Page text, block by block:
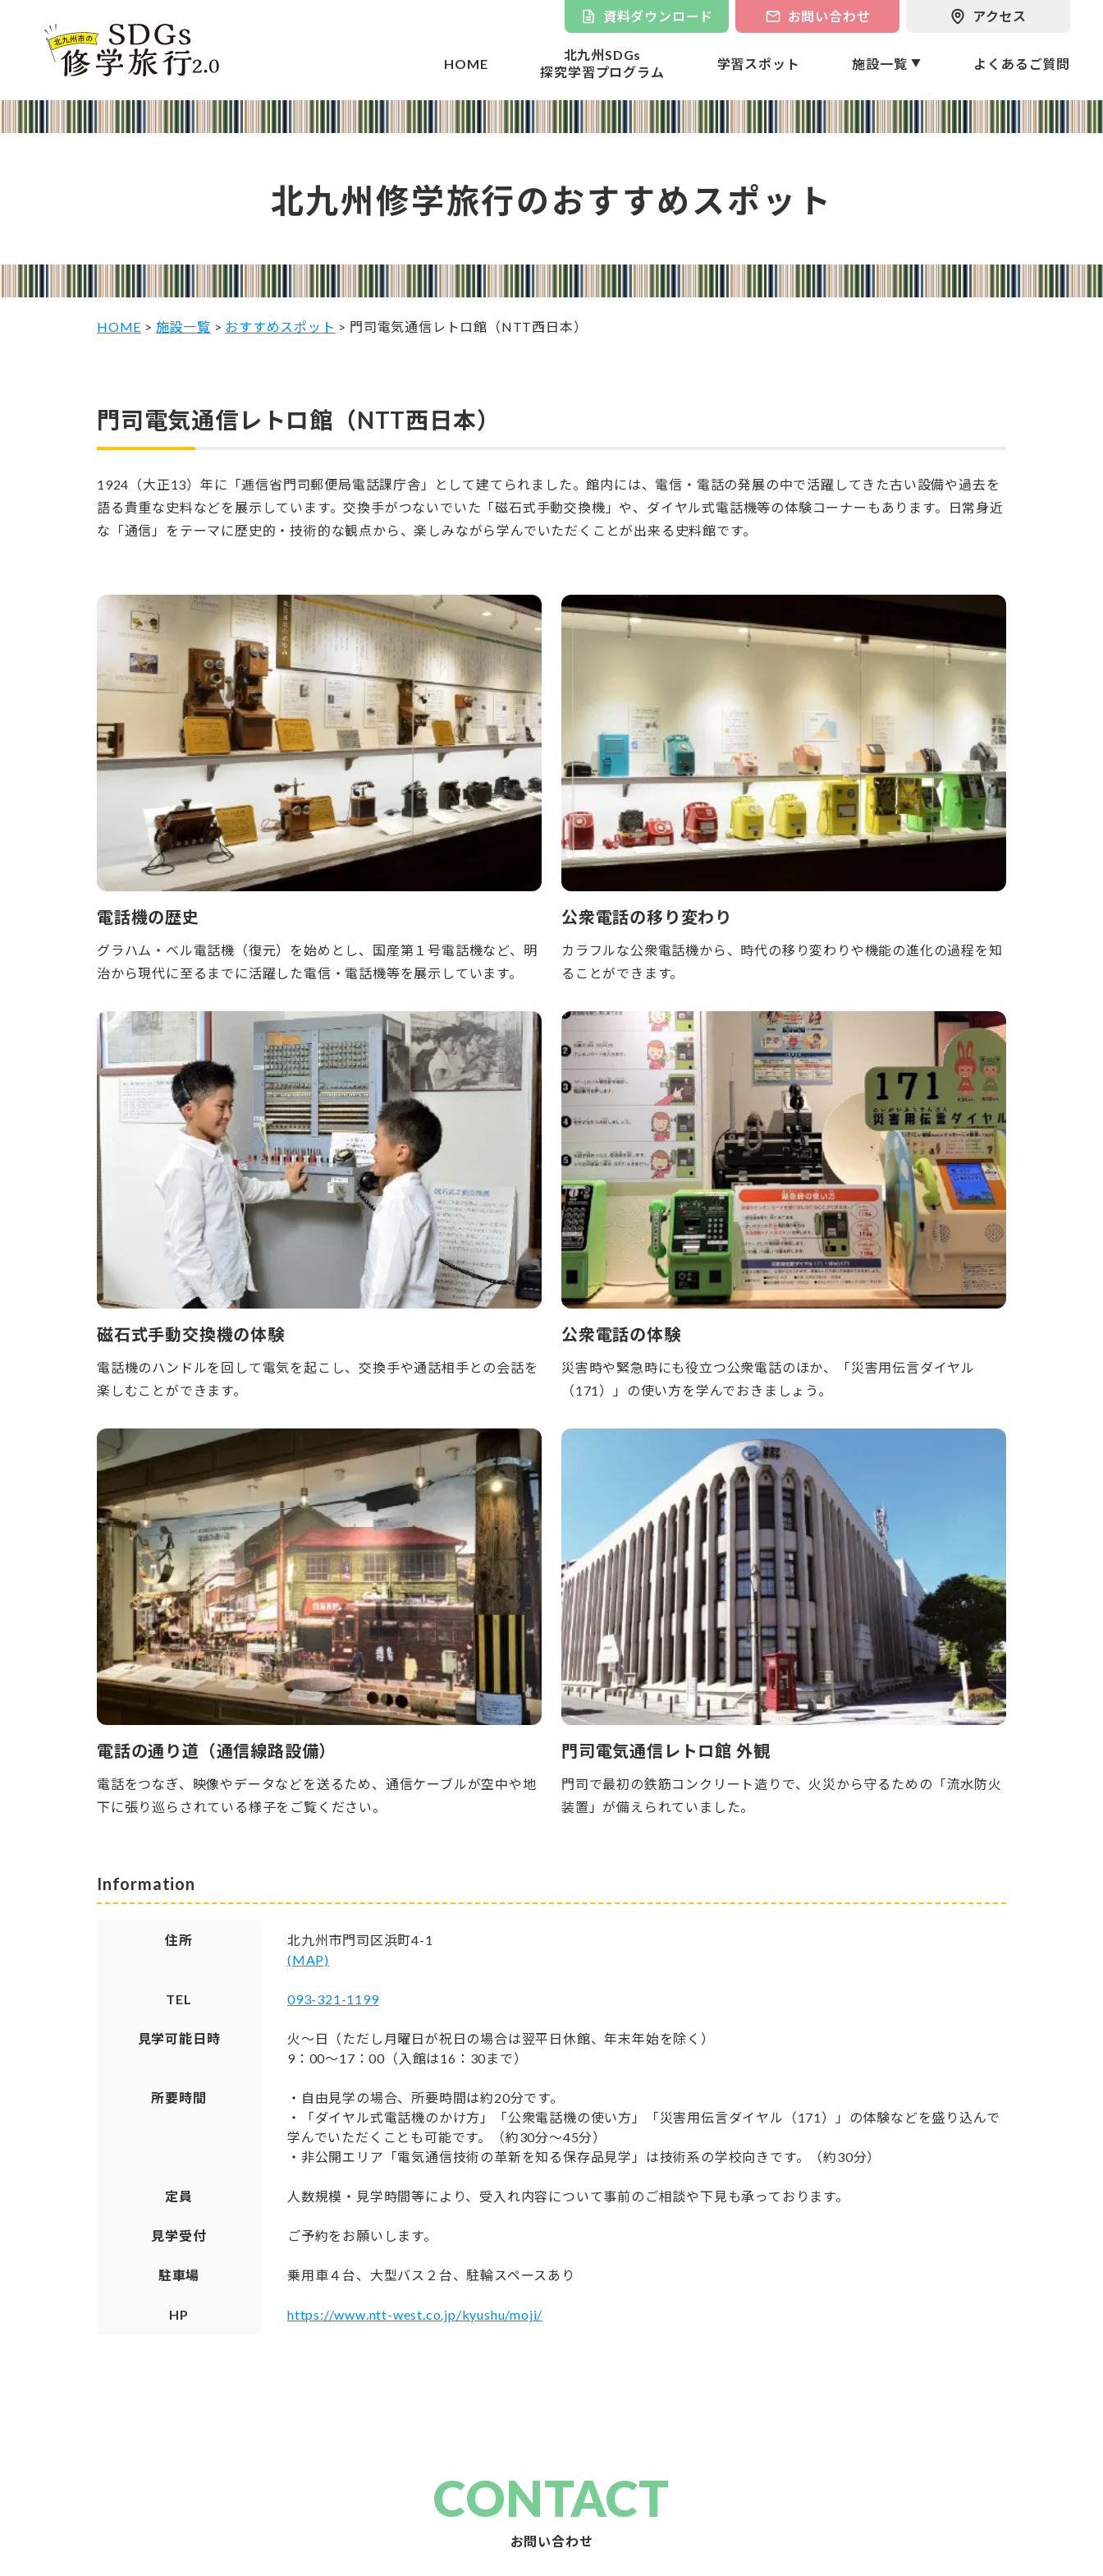
資料ダウンロード お問い合わせ アクセス
HOME
北九州SDGs
探究学習プログラム
学習スポット 施設一覧 ▼ よくあるご質問
北九州修学旅行のおすすめスポット
HOME > 施設一覧 > おすすめスポット > 門司電気通信レトロ館（NTT西日本）
門司電気通信レトロ館（NTT西日本）
1924（大正13）年に「逓信省門司郵便局電話課庁舎」として建てられました。館内には、電信・電話の発展の中で活躍してきた古い設備や過去を
語る貴重な史料などを展示しています。交換手がつないでいた「磁石式手動交換機」や、ダイヤル式電話機等の体験コーナーもあります。日常身近
な「通信」をテーマに歴史的・技術的な観点から、楽しみながら学んでいただくことが出来る史料館です。
電話機の歴史
グラハム・ベル電話機（復元）を始めとし、国産第１号電話機など、明
治から現代に至るまでに活躍した電信・電話機等を展示しています。
公衆電話の移り変わり
カラフルな公衆電話機から、時代の移り変わりや機能の進化の過程を知
ることができます。
磁石式手動交換機の体験
電話機のハンドルを回して電気を起こし、交換手や通話相手との会話を
楽しむことができます。
公衆電話の体験
災害時や緊急時にも役立つ公衆電話のほか、「災害用伝言ダイヤル
（171）」の使い方を学んでおきましょう。
電話の通り道（通信線路設備）
電話をつなぎ、映像やデータなどを送るため、通信ケーブルが空中や地
下に張り巡らされている様子をご覧ください。
門司電気通信レトロ館 外観
門司で最初の鉄筋コンクリート造りで、火災から守るための「流水防火
装置」が備えられていました。
Information
住所
北九州市門司区浜町4-1
(MAP)
TEL 093-321-1199
見学可能日時
火〜日（ただし月曜日が祝日の場合は翌平日休館、年末年始を除く）
9：00〜17：00（入館は16：30まで）
所要時間
・自由見学の場合、所要時間は約20分です。
・「ダイヤル式電話機のかけ方」「公衆電話機の使い方」「災害用伝言ダイヤル（171）」の体験などを盛り込んで
学んでいただくことも可能です。（約30分～45分）
・非公開エリア「電気通信技術の革新を知る保存品見学」は技術系の学校向きです。（約30分）
定員 人数規模・見学時間等により、受入れ内容について事前のご相談や下見も承っております。
見学受付 ご予約をお願いします。
駐車場 乗用車４台、大型バス２台、駐輪スペースあり
HP https://www.ntt-west.co.jp/kyushu/moji/
CONTACT
お問い合わせ